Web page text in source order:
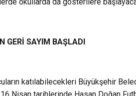
GERİ SAYIM BAŞLADI
katılabilecekleri Büyükşehir